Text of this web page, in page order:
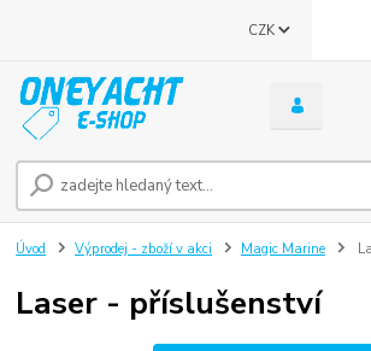
CZK
Úvod Výprodej - zboží v akci Magic Marine
Laser - příslušenství